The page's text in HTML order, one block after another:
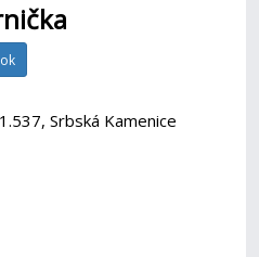
Srbská Kamenice